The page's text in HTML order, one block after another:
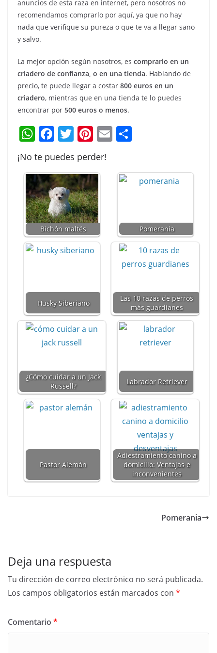
anuncios de esta raza en internet, pero nosotros no
recomendamos comprarlo por aquí, ya que no hay
nada que verifique su pureza o que te va a llegar sano
y salvo.
La mejor opción según nosotros, es comprarlo en un
criadero de confianza, o en una tienda. Hablando de
precio, te puede llegar a costar 800 euros en un
criadero, mientras que en una tienda te lo puedes
encontrar por 500 euros o menos.
W
h
at
s
A
p
p
F
c
e
b
o
o
k
T
itt
er
Pi
nt
er
e
st
E
p
¡No te puedes perder!
Bichón maltés Pomerania
Husky Siberiano
Las 10 razas de perros
más guardianes
¿Cómo cuidar a un Jack
Russell?
Labrador Retriever
Pastor Alemán
Adiestramiento canino a
domicilio: Ventajas e
inconvenientes
Pomerania
Deja una respuesta
Tu dirección de correo electrónico no será publicada.
Los campos obligatorios están marcados con *
Comentario *